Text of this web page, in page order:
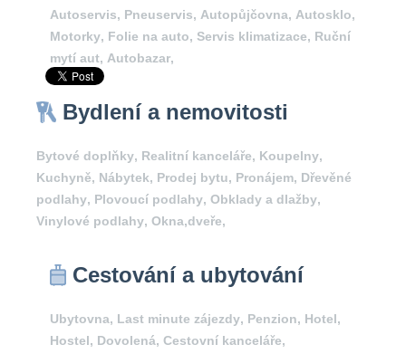
Autoservis, Pneuservis, Autopůjčovna, Autosklo,
Motorky, Folie na auto, Servis klimatizace, Ruční
mytí aut, Autobazar,
Bydlení a nemovitosti
Bytové doplňky, Realitní kanceláře, Koupelny,
Kuchyně, Nábytek, Prodej bytu, Pronájem, Dřevěné
podlahy, Plovoucí podlahy, Obklady a dlažby,
Vinylové podlahy, Okna,dveře,
Cestování a ubytování
Ubytovna, Last minute zájezdy, Penzion, Hotel,
Hostel, Dovolená, Cestovní kanceláře,